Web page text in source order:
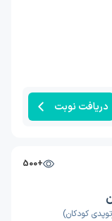
دریافت نوبت
+500
کودکان)